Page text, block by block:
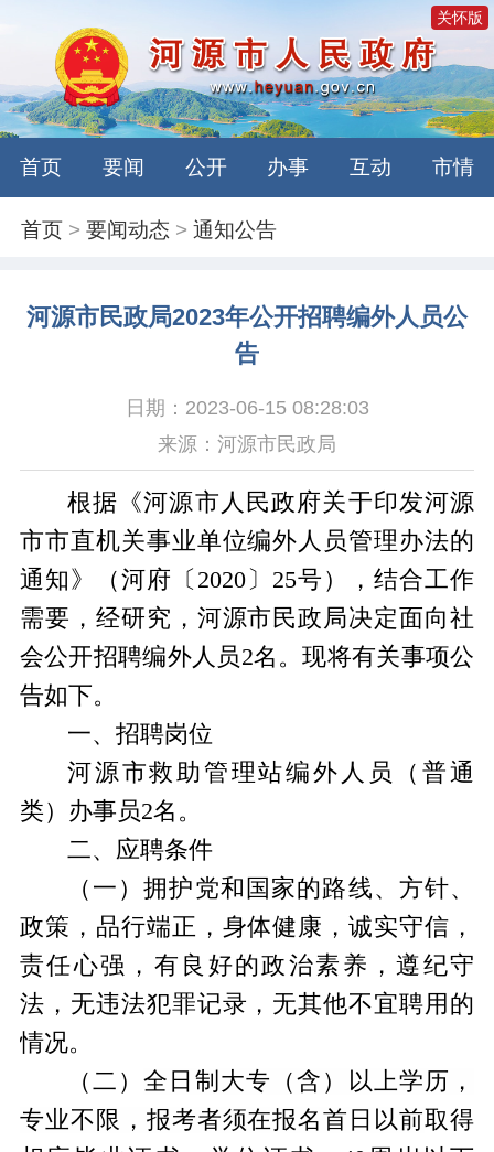
关怀版
首页 要闻 公开 办事 互动 市情
首页 >要闻动态 >通知公告
河源市民政局2023年公开招聘编外人员公
告
日期：2023-06-15 08:28:03
来源：河源市民政局
根据《河源市人民政府关于印发河源
市市直机关事业单位编外人员管理办法的
通知》（河府〔 2020〕25号），结合工作
需要，经研究，河源市民政局决定面向社
会公开招聘编外人员2名。现将有关事项公
告如下。
一、招聘岗位
河源市救助管理站编外人员（普通
类）办事员2名。
二、应聘条件
（一）拥护党和国家的路线、方针、
政策，品行端正，身体健康，诚实守信，
责任心强，有良好的政治素养，遵纪守
法，无违法犯罪记录，无其他不宜聘用的
情况。
（二）全日制大专（含） 以上学历 ，
专业不限，报考者须在报名首日以前取得